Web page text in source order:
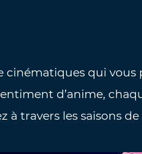
cinématiques qui vous
d’anime,
à travers les saisons de